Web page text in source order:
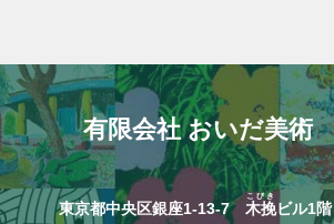
有限会社 おいだ美術
東京都中央区銀座1-13-7 木挽
こびき
ビル1階